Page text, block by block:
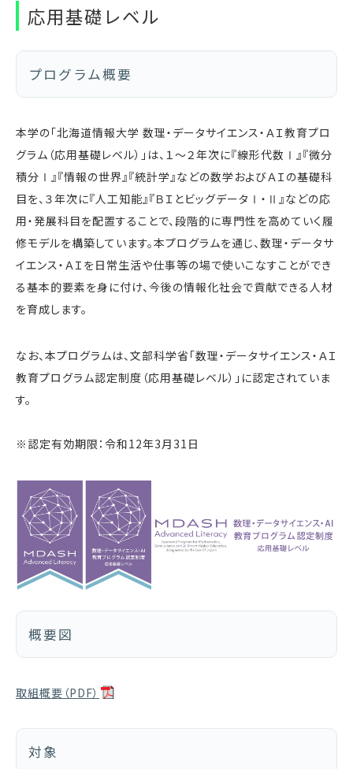
応用基礎レベル
プログラム概要
本学の「北海道情報大学 数理・データサイエンス・ＡＩ教育プロ
グラム（応用基礎レベル）」は、１～２年次に『線形代数Ⅰ』『微分
積分Ⅰ』『情報の世界』『統計学』などの数学およびＡＩの基礎科
目を、３年次に『人工知能』『ＢＩとビッグデータⅠ・Ⅱ』などの応
用・発展科目を配置することで、段階的に専門性を高めていく履
修モデルを構築しています。本プログラムを通じ、数理・データサ
イエンス・ＡＩを日常生活や仕事等の場で使いこなすことができ
る基本的要素を身に付け、今後の情報化社会で貢献できる人材
を育成します。
なお、本プログラムは、文部科学省「数理・データサイエンス・ＡＩ
教育プログラム認定制度（応用基礎レベル）」に認定されていま
す。
※認定有効期限：令和12年3月31日
概要図
取組概要（PDF）
対象